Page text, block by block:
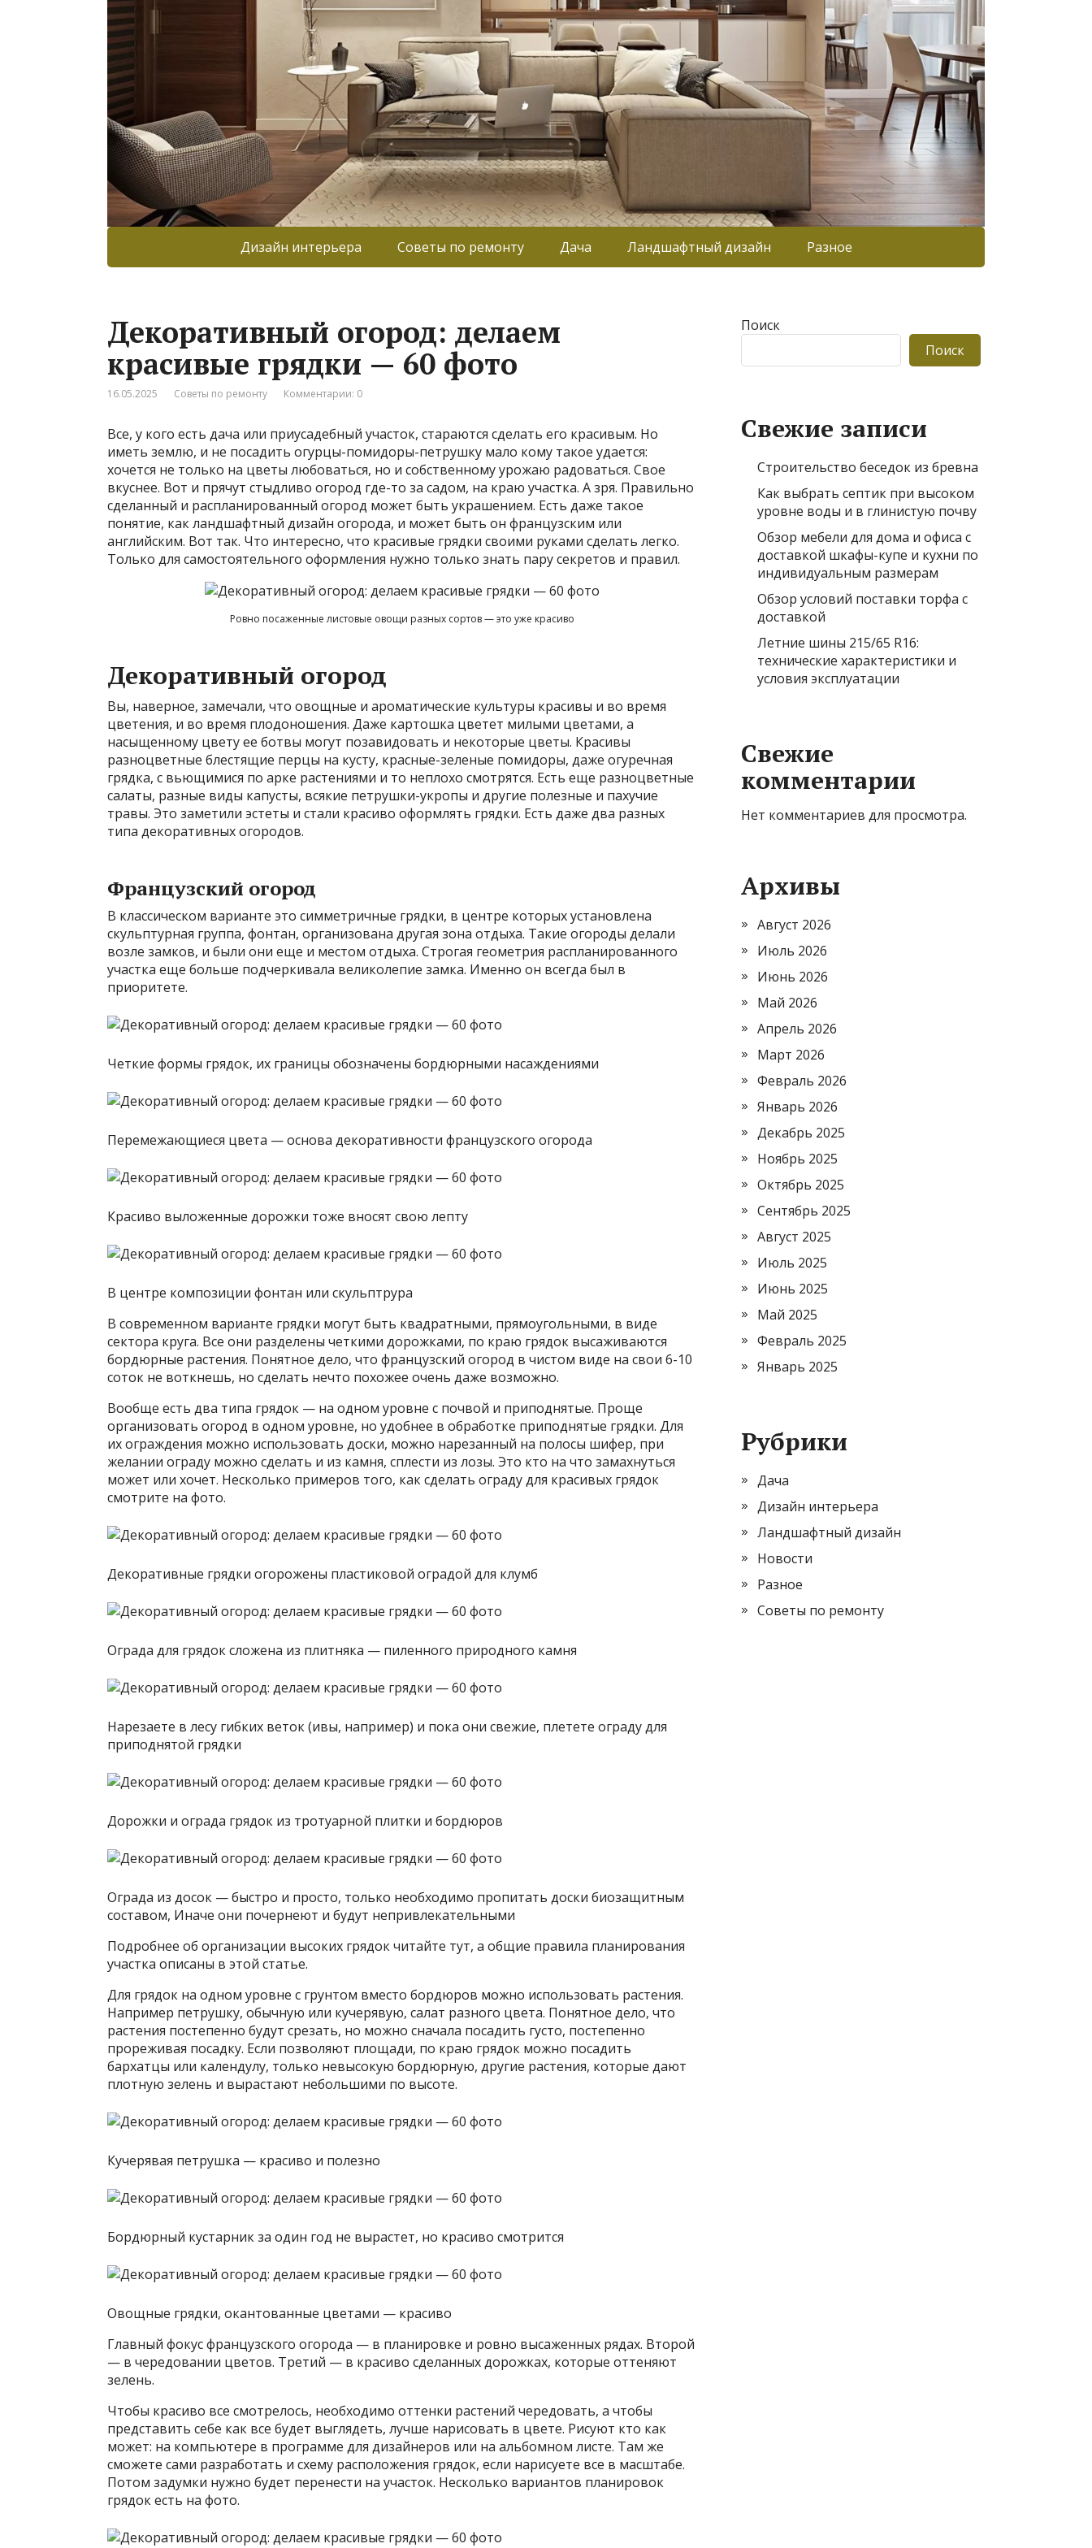
Дизайн интерьера Советы по ремонту Дача Ландшафтный дизайн Разное
Декоративный огород: делаем
красивые грядки — 60 фото
16.05.2025 Советы по ремонту Комментарии: 0
Все, у кого есть дача или приусадебный участок, стараются сделать его красивым. Но
иметь землю, и не посадить огурцы-помидоры-петрушку мало кому такое удается:
хочется не только на цветы любоваться, но и собственному урожаю радоваться. Свое
вкуснее. Вот и прячут стыдливо огород где-то за садом, на краю участка. А зря. Правильно
сделанный и распланированный огород может быть украшением. Есть даже такое
понятие, как ландшафтный дизайн огорода, и может быть он французским или
английским. Вот так. Что интересно, что красивые грядки своими руками сделать легко.
Только для самостоятельного оформления нужно только знать пару секретов и правил.
Ровно посаженные листовые овощи разных сортов — это уже красиво
Декоративный огород
Вы, наверное, замечали, что овощные и ароматические культуры красивы и во время
цветения, и во время плодоношения. Даже картошка цветет милыми цветами, а
насыщенному цвету ее ботвы могут позавидовать и некоторые цветы. Красивы
разноцветные блестящие перцы на кусту, красные-зеленые помидоры, даже огуречная
грядка, с вьющимися по арке растениями и то неплохо смотрятся. Есть еще разноцветные
салаты, разные виды капусты, всякие петрушки-укропы и другие полезные и пахучие
травы. Это заметили эстеты и стали красиво оформлять грядки. Есть даже два разных
типа декоративных огородов.
Французский огород
В классическом варианте это симметричные грядки, в центре которых установлена
скульптурная группа, фонтан, организована другая зона отдыха. Такие огороды делали
возле замков, и были они еще и местом отдыха. Строгая геометрия распланированного
участка еще больше подчеркивала великолепие замка. Именно он всегда был в
приоритете.
Четкие формы грядок, их границы обозначены бордюрными насаждениями
Перемежающиеся цвета — основа декоративности французского огорода
Красиво выложенные дорожки тоже вносят свою лепту
В центре композиции фонтан или скульптрура
В современном варианте грядки могут быть квадратными, прямоугольными, в виде
сектора круга. Все они разделены четкими дорожками, по краю грядок высаживаются
бордюрные растения. Понятное дело, что французский огород в чистом виде на свои 6-10
соток не воткнешь, но сделать нечто похожее очень даже возможно.
Вообще есть два типа грядок — на одном уровне с почвой и приподнятые. Проще
организовать огород в одном уровне, но удобнее в обработке приподнятые грядки. Для
их ограждения можно использовать доски, можно нарезанный на полосы шифер, при
желании ограду можно сделать и из камня, сплести из лозы. Это кто на что замахнуться
может или хочет. Несколько примеров того, как сделать ограду для красивых грядок
смотрите на фото.
Декоративные грядки огорожены пластиковой оградой для клумб
Ограда для грядок сложена из плитняка — пиленного природного камня
Нарезаете в лесу гибких веток (ивы, например) и пока они свежие, плетете ограду для
приподнятой грядки
Дорожки и ограда грядок из тротуарной плитки и бордюров
Ограда из досок — быстро и просто, только необходимо пропитать доски биозащитным
составом, Иначе они почернеют и будут непривлекательными
Подробнее об организации высоких грядок читайте тут, а общие правила планирования
участка описаны в этой статье.
Для грядок на одном уровне с грунтом вместо бордюров можно использовать растения.
Например петрушку, обычную или кучерявую, салат разного цвета. Понятное дело, что
растения постепенно будут срезать, но можно сначала посадить густо, постепенно
прореживая посадку. Если позволяют площади, по краю грядок можно посадить
бархатцы или календулу, только невысокую бордюрную, другие растения, которые дают
плотную зелень и вырастают небольшими по высоте.
Кучерявая петрушка — красиво и полезно
Бордюрный кустарник за один год не вырастет, но красиво смотрится
Овощные грядки, окантованные цветами — красиво
Главный фокус французского огорода — в планировке и ровно высаженных рядах. Второй
— в чередовании цветов. Третий — в красиво сделанных дорожках, которые оттеняют
зелень.
Чтобы красиво все смотрелось, необходимо оттенки растений чередовать, а чтобы
представить себе как все будет выглядеть, лучше нарисовать в цвете. Рисуют кто как
может: на компьютере в программе для дизайнеров или на альбомном листе. Там же
сможете сами разработать и схему расположения грядок, если нарисуете все в масштабе.
Потом задумки нужно будет перенести на участок. Несколько вариантов планировок
грядок есть на фото.
Поиск
Поиск
Свежие записи
Строительство беседок из бревна
Как выбрать септик при высоком
уровне воды и в глинистую почву
Обзор мебели для дома и офиса с
доставкой шкафы-купе и кухни по
индивидуальным размерам
Обзор условий поставки торфа с
доставкой
Летние шины 215/65 R16:
технические характеристики и
условия эксплуатации
Свежие
комментарии
Нет комментариев для просмотра.
Архивы
Август 2026
Июль 2026
Июнь 2026
Май 2026
Апрель 2026
Март 2026
Февраль 2026
Январь 2026
Декабрь 2025
Ноябрь 2025
Октябрь 2025
Сентябрь 2025
Август 2025
Июль 2025
Июнь 2025
Май 2025
Февраль 2025
Январь 2025
Рубрики
Дача
Дизайн интерьера
Ландшафтный дизайн
Новости
Разное
Советы по ремонту